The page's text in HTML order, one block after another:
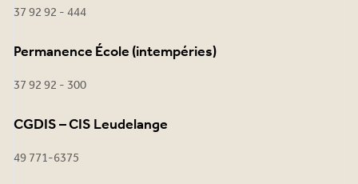
37 92 92 - 444
Permanence École (intempéries)
37 92 92 - 300
CGDIS – CIS Leudelange
49 771-6375